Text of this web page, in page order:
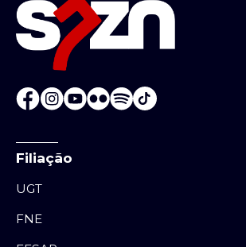
Filiação
UGT
FNE